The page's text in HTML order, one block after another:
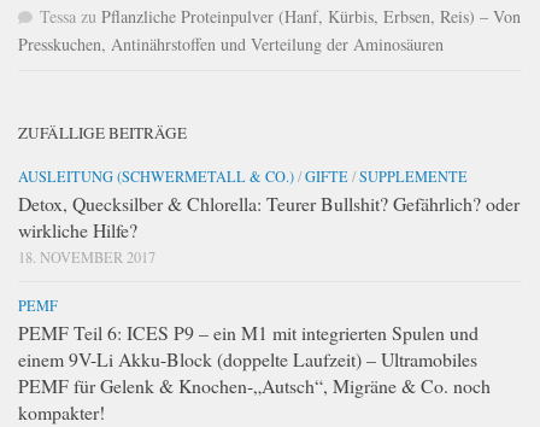
Tessa zu Pflanzliche Proteinpulver (Hanf, Kürbis, Erbsen, Reis) – Von
Presskuchen, Antinährstoffen und Verteilung der Aminosäuren
ZUFÄLLIGE BEITRÄGE
AUSLEITUNG (SCHWERMETALL & CO.)/GIFTE/SUPPLEMENTE
Detox, Quecksilber & Chlorella: Teurer Bullshit? Gefährlich? oder
wirkliche Hilfe?
18. NOVEMBER 2017
PEMF
PEMF Teil 6: ICES P9 – ein M1 mit integrierten Spulen und
einem 9V-Li Akku-Block (doppelte Laufzeit) – Ultramobiles
PEMF für Gelenk & Knochen-„Autsch“, Migräne & Co. noch
kompakter!